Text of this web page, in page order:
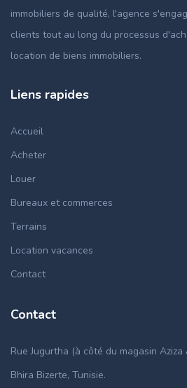
immobiliers de qualité, l'agence
clients tout au long du processus
location de biens immobiliers.
Liens rapides
Accueil
Acheter
Louer
Bureaux et commerces
Terrains
Location vacances
Contact
Contact
Rue Jugurtha (à côté du magasin
Bhira Bizerte, Tunisie.